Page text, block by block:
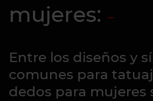
mujeres:
Entre los diseños y
comunes para
dedos para mujeres